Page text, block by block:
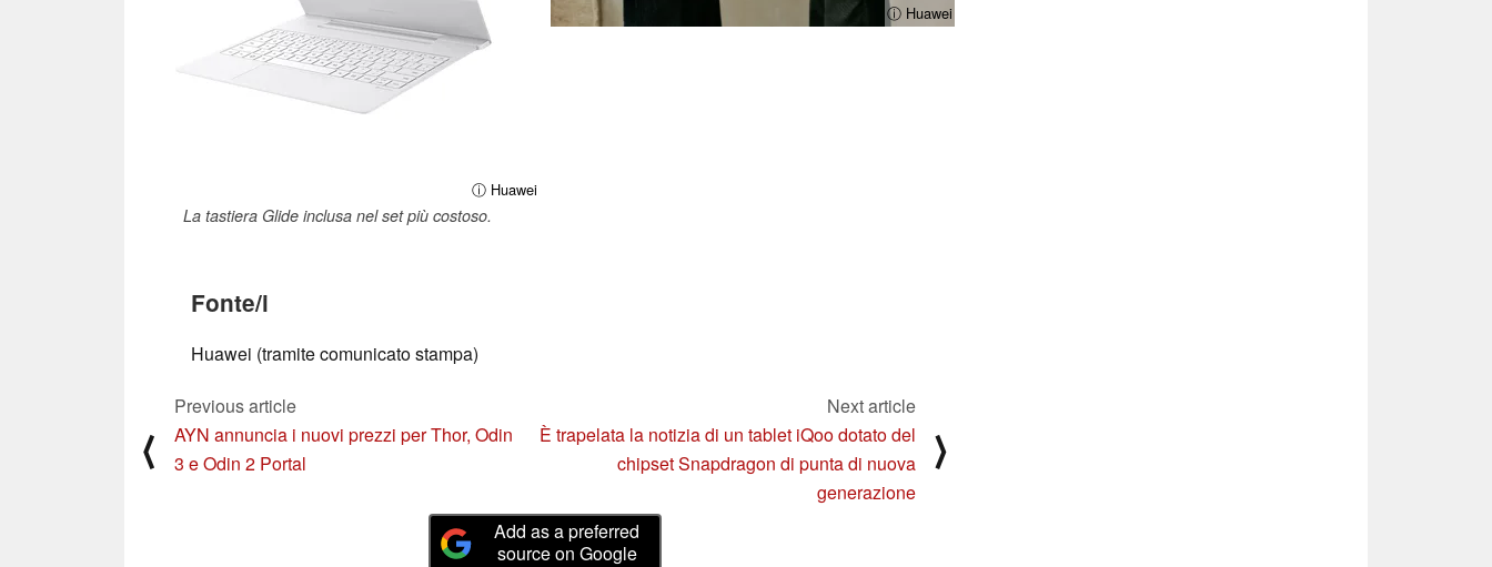
ⓘ Huawei
La tastiera Glide inclusa nel set più costoso.
ⓘ Huawei
Fonte/i
Huawei (tramite comunicato stampa)
⟨
Previous article
AYN annuncia i nuovi prezzi per Thor, Odin
3 e Odin 2 Portal
Next article
È trapelata la notizia di un tablet iQoo dotato del
chipset Snapdragon di punta di nuova
generazione
⟩
Add as a preferred
source on Google